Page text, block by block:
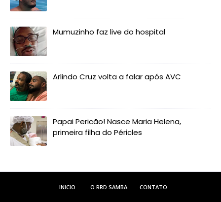
Mumuzinho faz live do hospital
Arlindo Cruz volta a falar após AVC
Papai Pericão! Nasce Maria Helena,
primeira filha do Péricles
INICIO O RRD SAMBA CONTATO